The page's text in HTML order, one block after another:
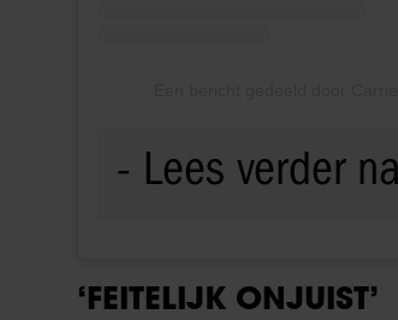
‘FEITELIJK ONJUIST’